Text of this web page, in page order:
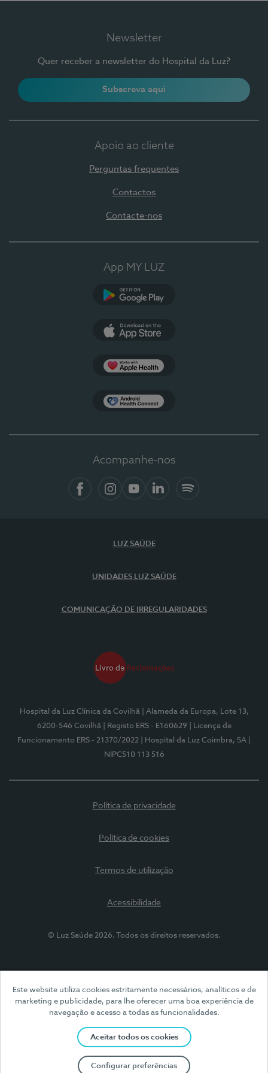
Este website utiliza cookies estritamente necessários, analíticos e de
marketing e publicidade, para lhe oferecer uma boa experiência de
navegação e acesso a todas as funcionalidades.
Aceitar todos os cookies
Configurar preferências
Newsletter
Quer receber a newsletter do Hospital da Luz?
Subscreva aqui
Apoio ao cliente
Perguntas frequentes
Contactos
Contacte-nos
App MY LUZ
Acompanhe-nos
LUZ SAÚDE
UNIDADES LUZ SAÚDE
COMUNICAÇÃO DE IRREGULARIDADES
Hospital da Luz Clínica da Covilhã
| Alameda da Europa, Lote 13,
6200-546 Covilhã
| Registo ERS - E160629
| Licença de
Funcionamento ERS - 21370/2022
| Hospital da Luz Coimbra, SA
NIPC510 113 516
Política de privacidade
Política de cookies
Termos de utilização
Acessibilidade
© Luz Saúde 2026. Todos os direitos reservados.